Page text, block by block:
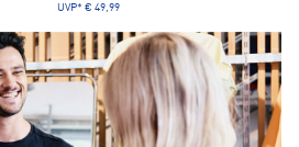
UVP* € 49,99